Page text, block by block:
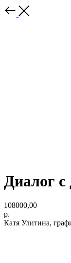
Диалог с
108000,00
р.
Катя Улитина,